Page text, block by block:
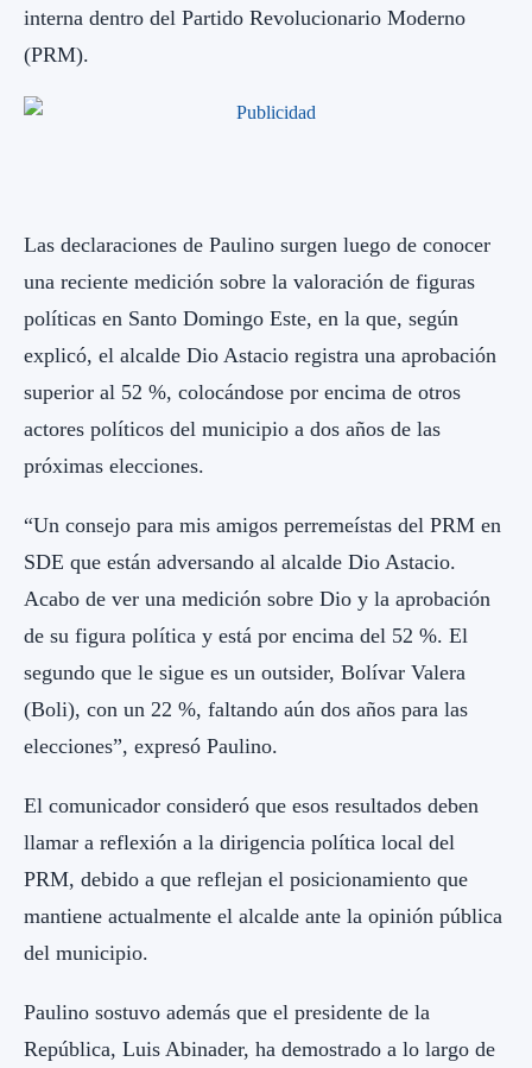
interna dentro del Partido Revolucionario Moderno
(PRM).
Las declaraciones de Paulino surgen luego de conocer
una reciente medición sobre la valoración de figuras
políticas en Santo Domingo Este, en la que, según
explicó, el alcalde Dio Astacio registra una aprobación
superior al 52 %, colocándose por encima de otros
actores políticos del municipio a dos años de las
próximas elecciones.
“Un consejo para mis amigos perremeístas del PRM en
SDE que están adversando al alcalde Dio Astacio.
Acabo de ver una medición sobre Dio y la aprobación
de su figura política y está por encima del 52 %. El
segundo que le sigue es un outsider, Bolívar Valera
(Boli), con un 22 %, faltando aún dos años para las
elecciones”, expresó Paulino.
El comunicador consideró que esos resultados deben
llamar a reflexión a la dirigencia política local del
PRM, debido a que reflejan el posicionamiento que
mantiene actualmente el alcalde ante la opinión pública
del municipio.
Paulino sostuvo además que el presidente de la
República, Luis Abinader, ha demostrado a lo largo de